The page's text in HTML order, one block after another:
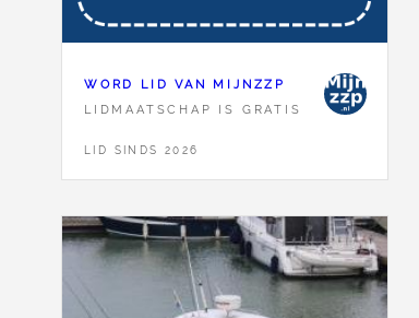
WORD LID VAN MIJNZZP
LIDMAATSCHAP IS GRATIS
LID SINDS 2026